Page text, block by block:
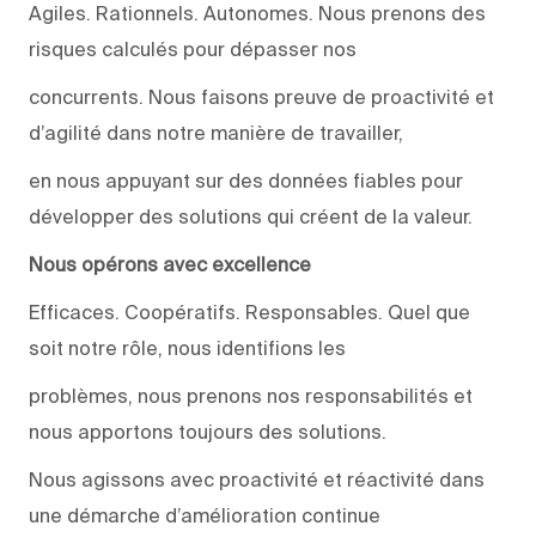
Agiles. Rationnels. Autonomes. Nous prenons des
risques calculés pour dépasser nos
concurrents. Nous faisons preuve de proactivité et
d’agilité dans notre manière de travailler,
en nous appuyant sur des données fiables pour
développer des solutions qui créent de la valeur.
Nous opérons avec excellence
Efficaces. Coopératifs. Responsables. Quel que
soit notre rôle, nous identifions les
problèmes, nous prenons nos responsabilités et
nous apportons toujours des solutions.
Nous agissons avec proactivité et réactivité dans
une démarche d’amélioration continue